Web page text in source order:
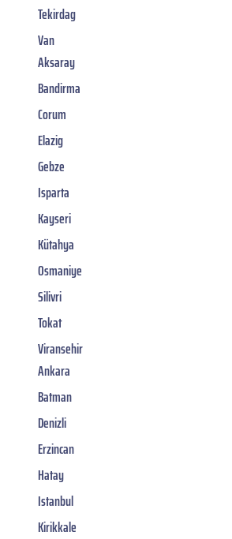
Tekirdag
Van
Aksaray
Bandirma
Corum
Elazig
Gebze
Isparta
Kayseri
Kütahya
Osmaniye
Silivri
Tokat
Viransehir
Ankara
Batman
Denizli
Erzincan
Hatay
Istanbul
Kirikkale